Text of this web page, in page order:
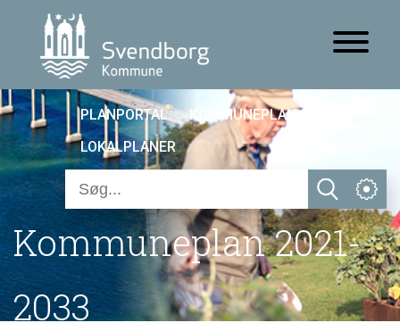
PLANPORTAL
KOMMUNEPLAN 25
LOKALPLANER
Kommuneplan 2021-
2033